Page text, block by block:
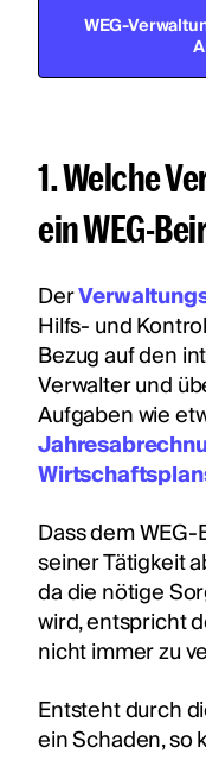
WEG-
1. Welche
ein WEG-
Der
Hilfs- und
Bezug auf den
Verwalter und
Aufgaben wie
Dass dem
seiner Tätigkeit
da die nötige
wird, entspricht
nicht immer zu
Entsteht durch
ein Schaden, so